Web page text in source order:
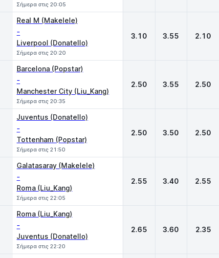
Σήμερα στις 20:05
Real M (Makelele)
-
Liverpool (Donatello)
Σήμερα στις 20:20
3.10 3.55 2.10
Barcelona (Popstar)
-
Manchester City (Liu_Kang)
Σήμερα στις 20:35
2.50 3.55 2.50
Juventus (Donatello)
-
Tottenham (Popstar)
Σήμερα στις 21:50
2.50 3.50 2.50
Galatasaray (Makelele)
-
Roma (Liu_Kang)
Σήμερα στις 22:05
2.55 3.40 2.55
Roma (Liu_Kang)
-
Juventus (Donatello)
Σήμερα στις 22:20
2.65 3.60 2.35